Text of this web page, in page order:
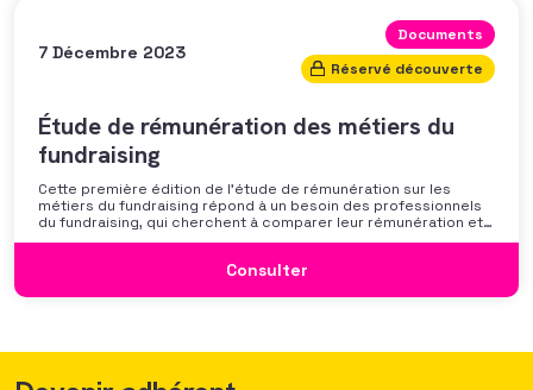
7 Décembre 2023
Documents
Réservé découverte
Étude de rémunération des métiers du
fundraising
Cette première édition de l’étude de rémunération sur les
métiers du fundraising répond à un besoin des professionnels
du fundraising, qui cherchent à comparer leur rémunération et à
se positionner. Elle répond également à une préoccupation
des politiques salariales comme un enjeu majeur,
Consulter